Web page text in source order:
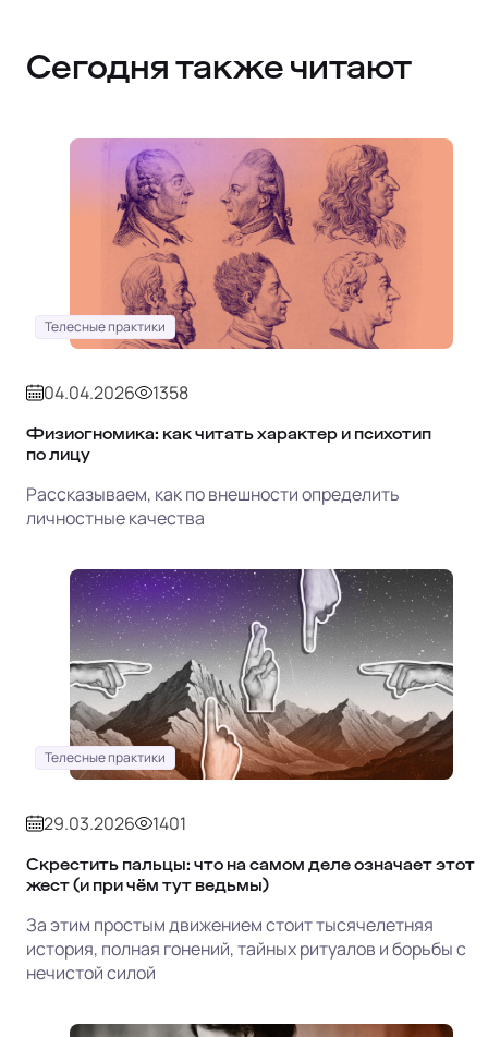
Сегодня также читают
Телесные практики
04.04.2026 1358
Физиогномика: как читать характер и психотип
по лицу
Рассказываем, как по внешности определить
личностные качества
Телесные практики
29.03.2026 1401
Скрестить пальцы: что на самом деле означает этот
жест (и при чём тут ведьмы)
За этим простым движением стоит тысячелетняя
история, полная гонений, тайных ритуалов и борьбы с
нечистой силой